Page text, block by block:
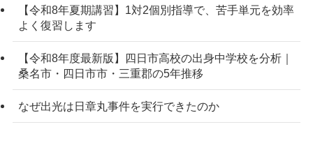
【令和8年夏期講習】1対2個別指導で、苦手単元を効率
よく復習します
【令和8年度最新版】四日市高校の出身中学校を分析｜
桑名市・四日市市・三重郡の5年推移
なぜ出光は日章丸事件を実行できたのか